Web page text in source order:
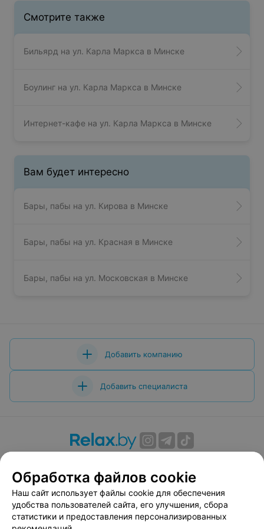
Смотрите также
Бильярд на ул. Карла Маркса в Минске
Боулинг на ул. Карла Маркса в Минске
Интернет-кафе на ул. Карла Маркса в Минске
Вам будет интересно
Бары, пабы на ул. Кирова в Минске
Бары, пабы на ул. Красная в Минске
Бары, пабы на ул. Московская в Минске
Добавить компанию
Добавить специалиста
Вакансии
Публичный договор
Способы оплаты
Публичный договор по использованию сервиса
«Афиша»
Пользовательское соглашение
Обработка файлов cookie
Наш сайт использует файлы cookie для обеспечения
удобства пользователей сайта, его улучшения, сбора
статистики и предоставления персонализированных